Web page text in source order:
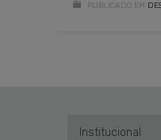
PUBLICADO EM
Institucional